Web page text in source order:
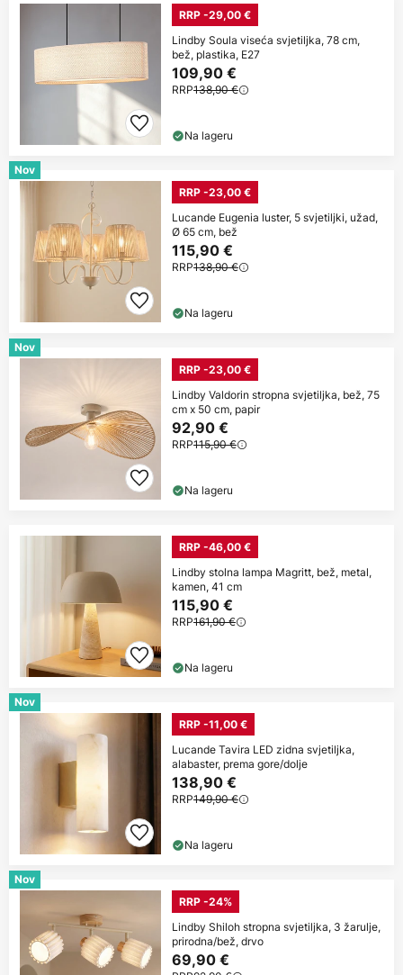
RRP -29,00 €
Lindby Soula viseća svjetiljka, 78 cm,
bež, plastika, E27
109,90 €
RRP138,90 €
Na lageru
Nov
RRP -23,00 €
Lucande Eugenia luster, 5 svjetiljki, užad,
Ø 65 cm, bež
115,90 €
RRP138,90 €
Na lageru
Nov
RRP -23,00 €
Lindby Valdorin stropna svjetiljka, bež, 75
cm x 50 cm, papir
92,90 €
RRP115,90 €
Na lageru
RRP -46,00 €
Lindby stolna lampa Magritt, bež, metal,
kamen, 41 cm
115,90 €
RRP161,90 €
Na lageru
Nov
RRP -11,00 €
Lucande Tavira LED zidna svjetiljka,
alabaster, prema gore/dolje
138,90 €
RRP149,90 €
Na lageru
Nov
RRP -24%
Lindby Shiloh stropna svjetiljka, 3 žarulje,
prirodna/bež, drvo
69,90 €